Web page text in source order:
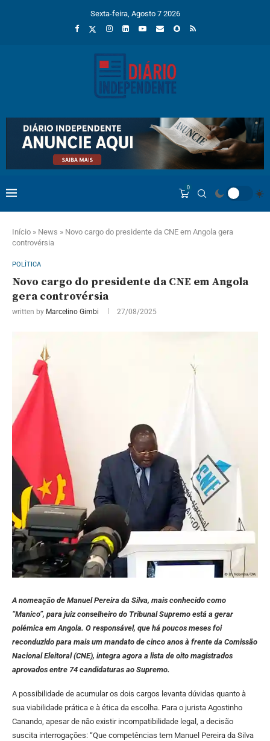
Sexta-feira, Agosto 7 2026
0
Início » News » Novo cargo do presidente da CNE em Angola gera
controvérsia
POLÍTICA
Novo cargo do presidente da CNE em Angola
gera controvérsia
written by Marcelino Gimbi 27/08/2025
A nomeação de Manuel Pereira da Silva, mais conhecido como
“Manico”, para juiz conselheiro do Tribunal Supremo está a gerar
polémica em Angola. O responsável, que há poucos meses foi
reconduzido para mais um mandato de cinco anos à frente da Comissão
Nacional Eleitoral (CNE), integra agora a lista de oito magistrados
aprovados entre 74 candidaturas ao Supremo.
A possibilidade de acumular os dois cargos levanta dúvidas quanto à
sua viabilidade prática e à ética da escolha. Para o jurista Agostinho
Canando, apesar de não existir incompatibilidade legal, a decisão
suscita interrogações: “Que competências tem Manuel Pereira da Silva